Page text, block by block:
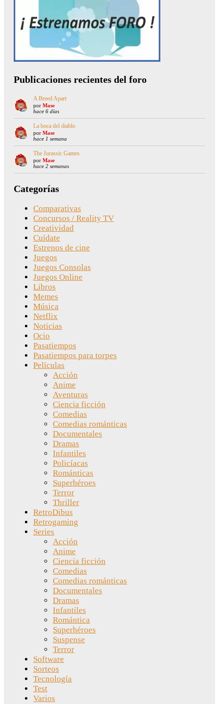
Publicaciones recientes del foro
A Breed Apart
por Mase
hace 6 días
La boca del diablo
por Mase
hace 1 semana
The Jurassic Games
por Mase
hace 2 semanas
Categorías
Comparativas
Concursos / Reality TV
Creatividad
Cuídate
Estrenos de cine
Juegos
Juegos Consolas
Juegos Online
Libros
Memes
Música
Netflix
Noticias
Ocio
Pasatiempos
Pasatiempos para torpes
Películas
Acción
Anime
Aventuras
Ciencia ficción
Comedias
Comedias románticas
Documentales
Dramas
Infantiles
Policíacas
Románticas
Superhéroes
Terror
Thriller
RetroDibus
Retrogaming
Series
Acción
Anime
Ciencia ficción
Comedias
Comedias románticas
Documentales
Dramas
Infantiles
Romántica
Superhéroes
Suspense
Terror
Software
Sorteos
Tecnología
Test
Varios